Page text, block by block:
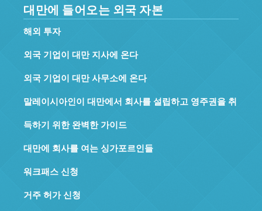
대만에 들어오는 외국 자본
해외 투자
외국 기업이 대만 지사에 온다
외국 기업이 대만 사무소에 온다
말레이시아인이 대만에서 회사를 설립하고 영주권을 취
득하기 위한 완벽한 가이드
대만에 회사를 여는 싱가포르인들
워크패스 신청
거주 허가 신청